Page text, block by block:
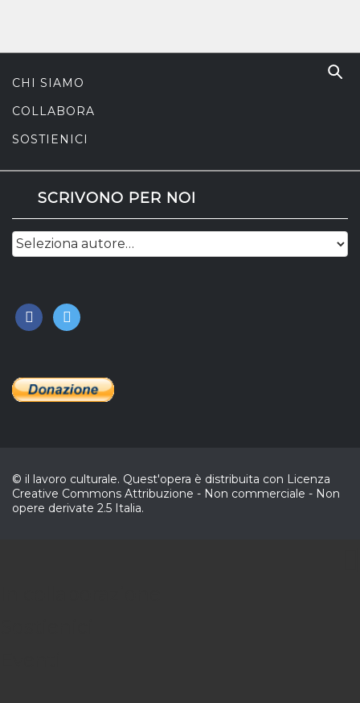
CHI SIAMO
COLLABORA
SOSTIENICI
SCRIVONO PER NOI
facebook
twitter
© il lavoro culturale. Quest'opera è distribuita con Licenza
Creative Commons Attribuzione - Non commerciale - Non
opere derivate 2.5 Italia.